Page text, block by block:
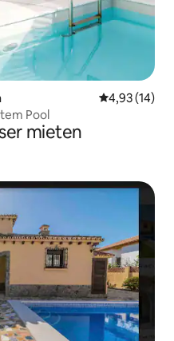
4,93 (14)
Pool
mieten